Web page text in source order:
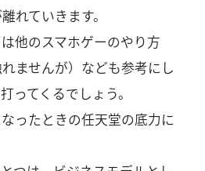
れていきます。
他のスマホゲーのやり方
れませんが）なども参考にし
ってくるでしょう。
ったときの任天堂の底力に